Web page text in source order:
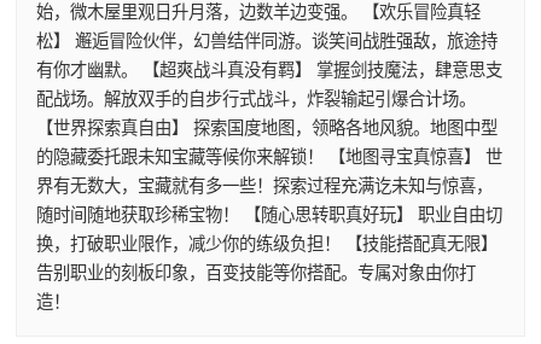
始，微木屋里观日升月落，边数羊边变强。 【欢乐冒险真轻
松】 邂逅冒险伙伴，幻兽结伴同游。谈笑间战胜强敌，旅途持
有你才幽默。 【超爽战斗真没有羁】 掌握剑技魔法，肆意思支
配战场。解放双手的自步行式战斗，炸裂输起引爆合计场。
【世界探索真自由】 探索国度地图，领略各地风貌。地图中型
的隐藏委托跟未知宝藏等候你来解锁！ 【地图寻宝真惊喜】 世
界有无数大，宝藏就有多一些！探索过程充满讫未知与惊喜，
随时间随地获取珍稀宝物！ 【随心思转职真好玩】 职业自由切
换，打破职业限作，减少你的练级负担！ 【技能搭配真无限】
告别职业的刻板印象，百变技能等你搭配。专属对象由你打
造！